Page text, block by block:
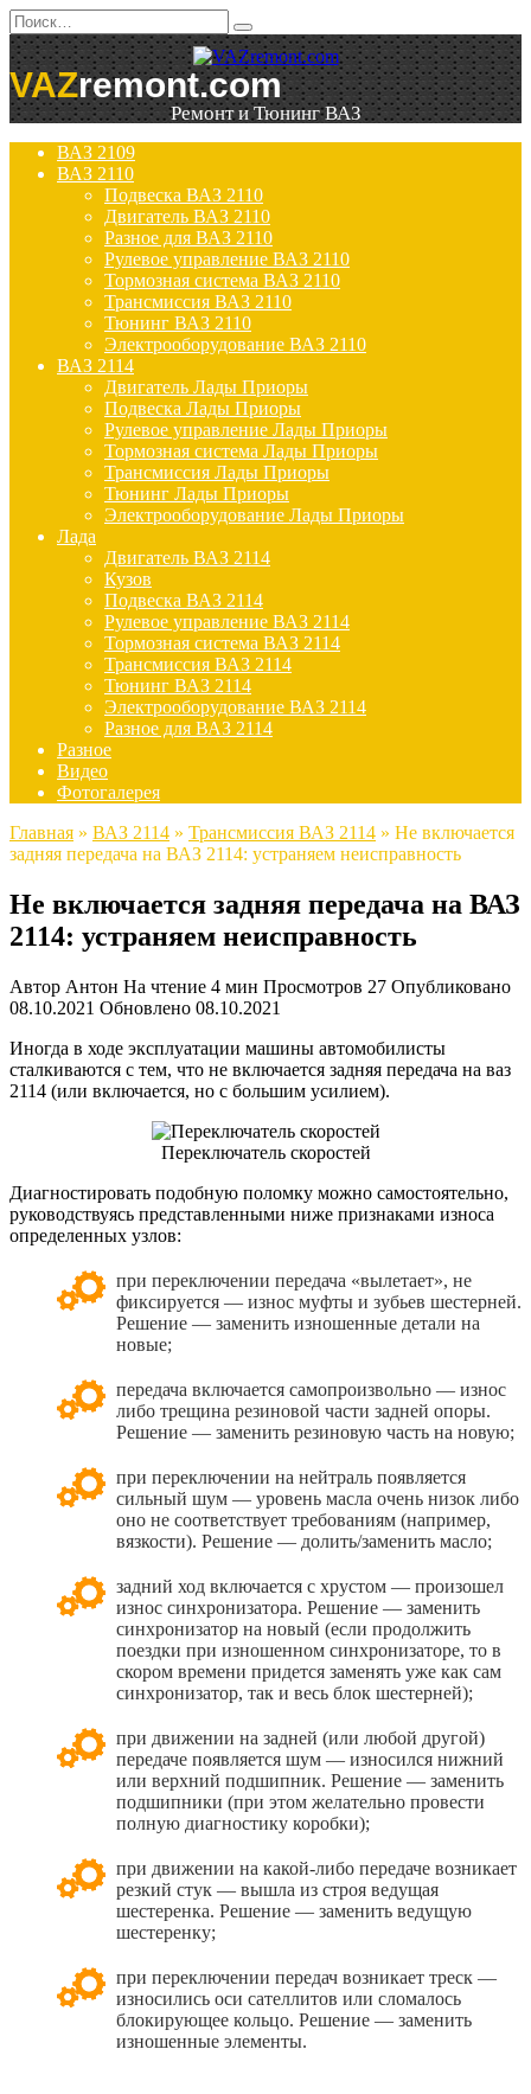
Перейти
к
содержанию
Search
for:
VAZremont.com
Ремонт и Тюнинг ВАЗ
ВАЗ 2109
ВАЗ 2110
Подвеска ВАЗ 2110
Двигатель ВАЗ 2110
Разное для ВАЗ 2110
Рулевое управление ВАЗ 2110
Тормозная система ВАЗ 2110
Трансмиссия ВАЗ 2110
Тюнинг ВАЗ 2110
Электрооборудование ВАЗ 2110
ВАЗ 2114
Двигатель Лады Приоры
Подвеска Лады Приоры
Рулевое управление Лады Приоры
Тормозная система Лады Приоры
Трансмиссия Лады Приоры
Тюнинг Лады Приоры
Электрооборудование Лады Приоры
Лада
Двигатель ВАЗ 2114
Кузов
Подвеска ВАЗ 2114
Рулевое управление ВАЗ 2114
Тормозная система ВАЗ 2114
Трансмиссия ВАЗ 2114
Тюнинг ВАЗ 2114
Электрооборудование ВАЗ 2114
Разное для ВАЗ 2114
Разное
Видео
Фотогалерея
Главная » ВАЗ 2114 » Трансмиссия ВАЗ 2114 » Не включается
задняя передача на ВАЗ 2114: устраняем неисправность
Не включается задняя передача на ВАЗ
2114: устраняем неисправность
Автор Антон На чтение 4 мин Просмотров 27 Опубликовано
08.10.2021 Обновлено 08.10.2021
Иногда в ходе эксплуатации машины автомобилисты
сталкиваются с тем, что не включается задняя передача на ваз
2114 (или включается, но с большим усилием).
Переключатель скоростей
Диагностировать подобную поломку можно самостоятельно,
руководствуясь представленными ниже признаками износа
определенных узлов:
при переключении передача «вылетает», не
фиксируется — износ муфты и зубьев шестерней.
Решение — заменить изношенные детали на
новые;
передача включается самопроизвольно — износ
либо трещина резиновой части задней опоры.
Решение — заменить резиновую часть на новую;
при переключении на нейтраль появляется
сильный шум — уровень масла очень низок либо
оно не соответствует требованиям (например,
вязкости). Решение — долить/заменить масло;
задний ход включается с хрустом — произошел
износ синхронизатора. Решение — заменить
синхронизатор на новый (если продолжить
поездки при изношенном синхронизаторе, то в
скором времени придется заменять уже как сам
синхронизатор, так и весь блок шестерней);
при движении на задней (или любой другой)
передаче появляется шум — износился нижний
или верхний подшипник. Решение — заменить
подшипники (при этом желательно провести
полную диагностику коробки);
при движении на какой-либо передаче возникает
резкий стук — вышла из строя ведущая
шестеренка. Решение — заменить ведущую
шестеренку;
при переключении передач возникает треск —
износились оси сателлитов или сломалось
блокирующее кольцо. Решение — заменить
изношенные элементы.